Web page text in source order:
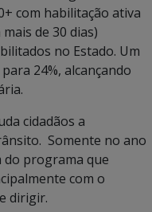
com habilitação ativa
de 30 dias)
no Estado. Um
24%, alcançando
cidadãos a
Somente no ano
do programa que
com o
dirigir.